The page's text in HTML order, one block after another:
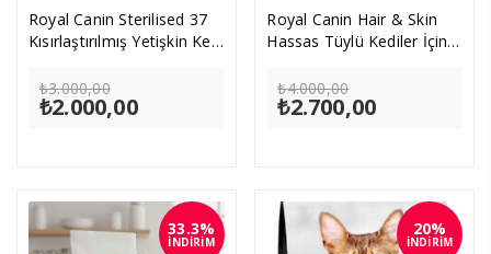
Royal Canin Sterilised 37
Kısırlaştırılmış Yetişkin Kedi
₺3.000,00Orijinal
fiyat:
₺3.000,00.
₺2.000,00Şu
Royal Canin Hair & Skin
Hassas Tüylü Kediler İçin
₺4.000,00Orijinal
fiyat:
₺4.000,00.
₺2.700,00Şu
33.3%
İNDİRİM
20%
İNDİRİM